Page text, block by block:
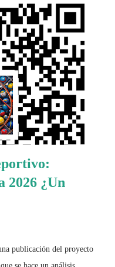
2026 ¿Un
publicación del proyecto